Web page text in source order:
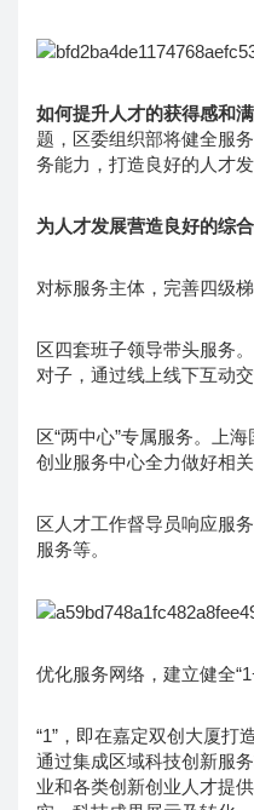
如何提升人才的获得感和
题，区委组织部将健全服
务能力，打造良好的人才发
为人才发展营造良好的综
对标服务主体，完善四级
区四套班子领导带头服务
对子，通过线上线下互动
区“两中心”专属服务。上
创业服务中心全力做好相关
区人才工作督导员响应服
服务等。
优化服务网络，建立健全
“1”，即在嘉定双创大厦打
通过集成区域科技创新服
业和各类创新创业人才提